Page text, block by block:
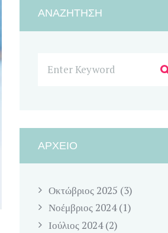
ΑΝΑΖΉΤΗΣΗ
ΑΡΧΕΊΟ
Οκτώβριος 2025 (3)
Νοέμβριος 2024(1)
Ιούλιος 2024(2)